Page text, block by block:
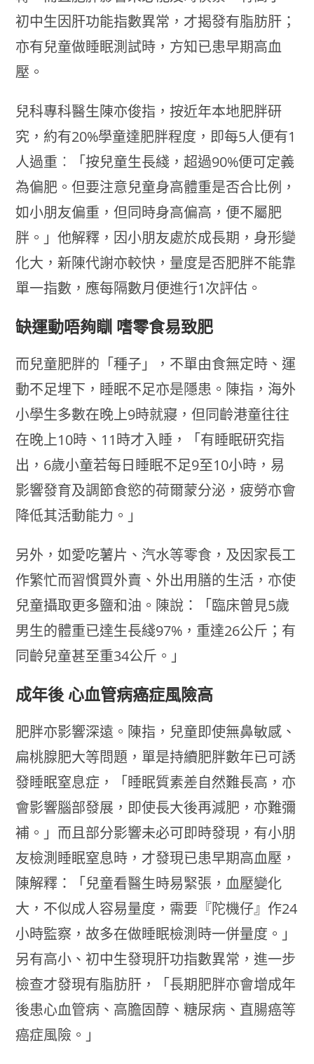
初中生因肝功能指數異常，才揭發有脂肪肝；
亦有兒童做睡眠測試時，方知已患早期高血
壓。
兒科專科醫生陳亦俊指，按近年本地肥胖研
究，約有20%學童達肥胖程度，即每5人便有1
人過重︰「按兒童生長綫，超過90%便可定義
為偏肥。但要注意兒童身高體重是否合比例，
如小朋友偏重，但同時身高偏高，便不屬肥
胖。」他解釋，因小朋友處於成長期，身形變
化大，新陳代謝亦較快，量度是否肥胖不能靠
單一指數，應每隔數月便進行1次評估。
缺運動唔夠瞓 嗜零食易致肥
而兒童肥胖的「種子」，不單由食無定時、運
動不足埋下，睡眠不足亦是隱患。陳指，海外
小學生多數在晚上9時就寢，但同齡港童往往
在晚上10時、11時才入睡，「有睡眠研究指
出，6歲小童若每日睡眠不足9至10小時，易
影響發育及調節食慾的荷爾蒙分泌，疲勞亦會
降低其活動能力。」
另外，如愛吃薯片、汽水等零食，及因家長工
作繁忙而習慣買外賣、外出用膳的生活，亦使
兒童攝取更多鹽和油。陳說：「臨床曾見5歲
男生的體重已達生長綫97%，重達26公斤；有
同齡兒童甚至重34公斤。」
成年後 心血管病癌症風險高
肥胖亦影響深遠。陳指，兒童即使無鼻敏感、
扁桃腺肥大等問題，單是持續肥胖數年已可誘
發睡眠窒息症，「睡眠質素差自然難長高，亦
會影響腦部發展，即使長大後再減肥，亦難彌
補。」而且部分影響未必可即時發現，有小朋
友檢測睡眠窒息時，才發現已患早期高血壓，
陳解釋：「兒童看醫生時易緊張，血壓變化
大，不似成人容易量度，需要『陀機仔』作24
小時監察，故多在做睡眠檢測時一併量度。」
另有高小、初中生發現肝功指數異常，進一步
檢查才發現有脂肪肝，「長期肥胖亦會增成年
後患心血管病、高膽固醇、糖尿病、直腸癌等
癌症風險。」